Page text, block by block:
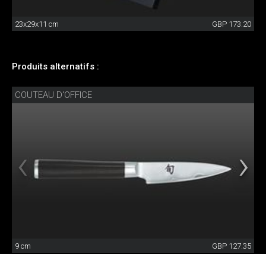
23x29x11 cm GBP 173.20
Produits alternatifs :
COUTEAU D'OFFICE
9 cm GBP 127.35